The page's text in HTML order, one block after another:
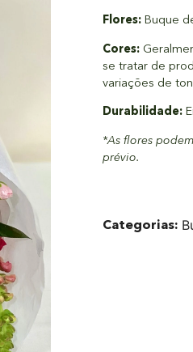
Flores: Buque
Cores:
se tratar de
variações de
Durabilidade:
*As flores
prévio.
Categorias: